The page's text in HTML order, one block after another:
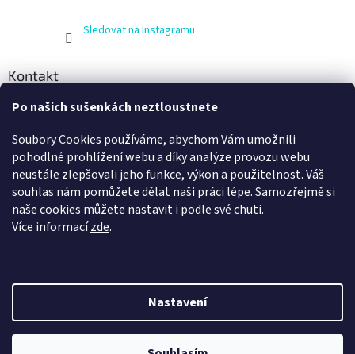
Po našich sušenkách neztloustnete
Soubory Cookies používáme, abychom Vám umožnili
pohodlné prohlížení webu a díky analýze provozu webu
neustále zlepšovali jeho funkce, výkon a použitelnost. Váš
souhlas nám pomůžete dělat naši práci lépe. Samozřejmě si
naše cookies můžete nastavit i podle své chuti.
Více informacízde.
Nastavení
Nechte se odměnit za váš nákup. Věrní zákazníci jsou pro nás to
nejcennější, a proto odměňujeme registrované zákazníky, kteří se k
Sledovat na Instagramu
Kontakt
info@zijnaboso.cz
Vivobarefoot Hradec Králové
vivobarefoot_hk
Vytvořil Shoptet